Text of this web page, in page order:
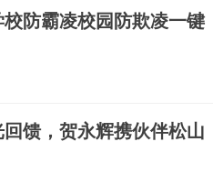
防霸凌校园防欺凌一键
馈，贺永辉携伙伴松山